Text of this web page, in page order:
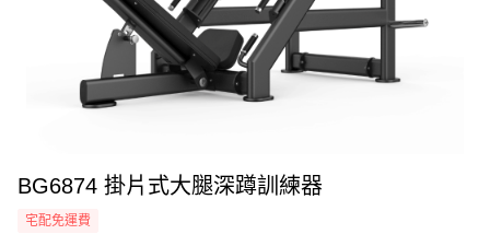
BG6874 掛片式大腿深蹲訓練器
宅配免運費